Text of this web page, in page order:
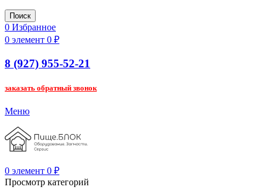
Поиск
0 Избранное
0 элемент 0 ₽
8 (927) 955-52-21
заказать обратный звонок
Меню
0 элемент 0 ₽
Просмотр категорий